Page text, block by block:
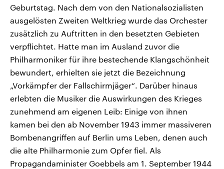
Geburtstag. Nach dem von den Nationalsozialisten
ausgelösten Zweiten Weltkrieg wurde das Orchester
zusätzlich zu Auftritten in den besetzten Gebieten
verpflichtet. Hatte man im Ausland zuvor die
Philharmoniker für ihre bestechende Klangschönheit
bewundert, erhielten sie jetzt die Bezeichnung
„Vorkämpfer der Fallschirmjäger“. Darüber hinaus
erlebten die Musiker die Auswirkungen des Krieges
zunehmend am eigenen Leib: Einige von ihnen
kamen bei den ab November 1943 immer massiveren
Bombenangriffen auf Berlin ums Leben, denen auch
die alte Philharmonie zum Opfer fiel. Als
Propagandaminister Goebbels am 1. September 1944